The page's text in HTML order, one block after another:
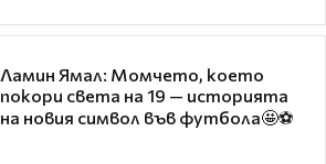
Ламин Ямал: Момчето, което
покори света на 19 — историята
на новия символ във футбола🤩⚽